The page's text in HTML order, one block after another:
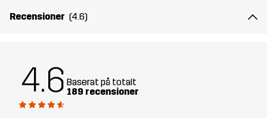
Skapad för
Artikelnummer
Recensioner (4.6)
4.6 Baserat på totalt
189 recensioner